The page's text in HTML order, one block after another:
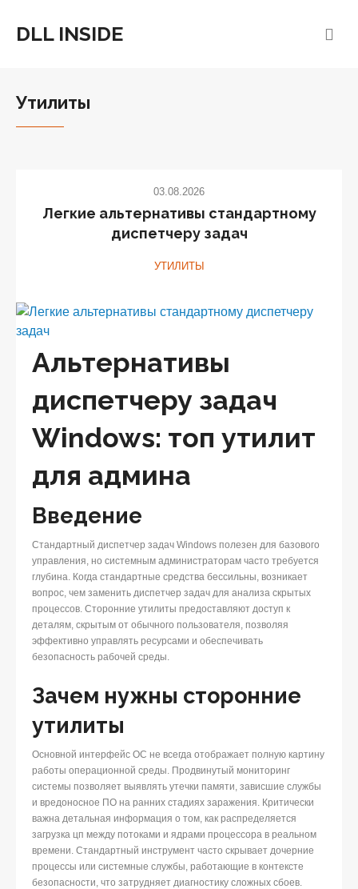
DLL INSIDE
Утилиты
03.08.2026
Легкие альтернативы стандартному
диспетчеру задач
УТИЛИТЫ
Альтернативы
диспетчеру задач
Windows: топ утилит
для админа
Введение
Стандартный диспетчер задач Windows полезен для базового
управления, но системным администраторам часто требуется
глубина. Когда стандартные средства бессильны, возникает
вопрос, чем заменить диспетчер задач для анализа скрытых
процессов. Сторонние утилиты предоставляют доступ к
деталям, скрытым от обычного пользователя, позволяя
эффективно управлять ресурсами и обеспечивать
безопасность рабочей среды.
Зачем нужны сторонние
утилиты
Основной интерфейс ОС не всегда отображает полную картину
работы операционной среды. Продвинутый мониторинг
системы позволяет выявлять утечки памяти, зависшие службы
и вредоносное ПО на ранних стадиях заражения. Критически
важна детальная информация о том, как распределяется
загрузка цп между потоками и ядрами процессора в реальном
времени. Стандартный инструмент часто скрывает дочерние
процессы или системные службы, работающие в контексте
безопасности, что затрудняет диагностику сложных сбоев.